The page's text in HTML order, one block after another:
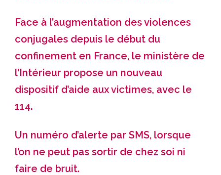
Face à l’augmentation des violences
conjugales depuis le début du
confinement en France, le ministère de
l’Intérieur propose un nouveau
dispositif d’aide aux victimes, avec le
114.
Un numéro d’alerte par SMS, lorsque
l’on ne peut pas sortir de chez soi ni
faire de bruit.